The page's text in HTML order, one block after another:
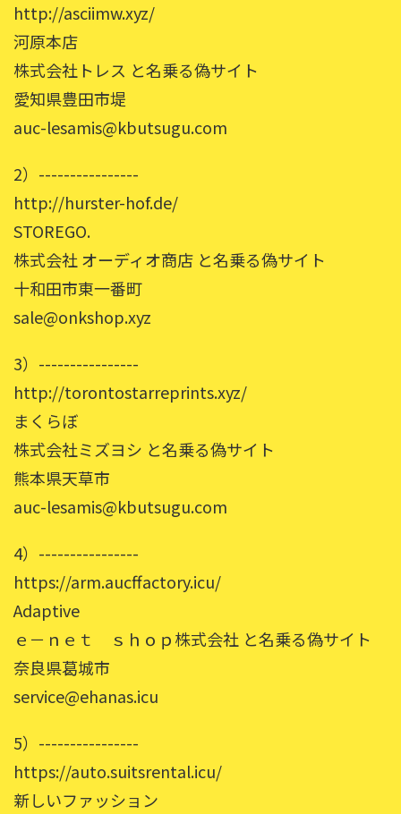
http://asciimw.xyz/
河原本店
株式会社トレス と名乗る偽サイト
愛知県豊田市堤
auc-lesamis@kbutsugu.com
2）----------------
http://hurster-hof.de/
STOREGO.
株式会社 オーディオ商店 と名乗る偽サイト
十和田市東一番町
sale@onkshop.xyz
3）----------------
http://torontostarreprints.xyz/
まくらぼ
株式会社ミズヨシ と名乗る偽サイト
熊本県天草市
auc-lesamis@kbutsugu.com
4）----------------
https://arm.aucffactory.icu/
Adaptive
ｅ－ｎｅｔ ｓｈｏｐ株式会社 と名乗る偽サイト
奈良県葛城市
service@ehanas.icu
5）----------------
https://auto.suitsrental.icu/
新しいファッション